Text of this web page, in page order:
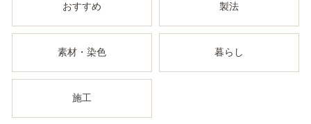
おすすめ 製法
素材・染色 暮らし
施工